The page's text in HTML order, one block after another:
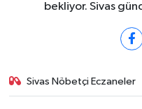
bekliyor. Sivas
Sivas Nöbetçi Eczaneler